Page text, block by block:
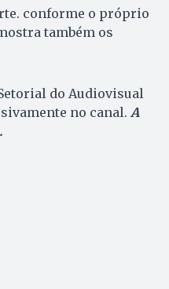
conforme o próprio
também os
do Audiovisual
no canal. A